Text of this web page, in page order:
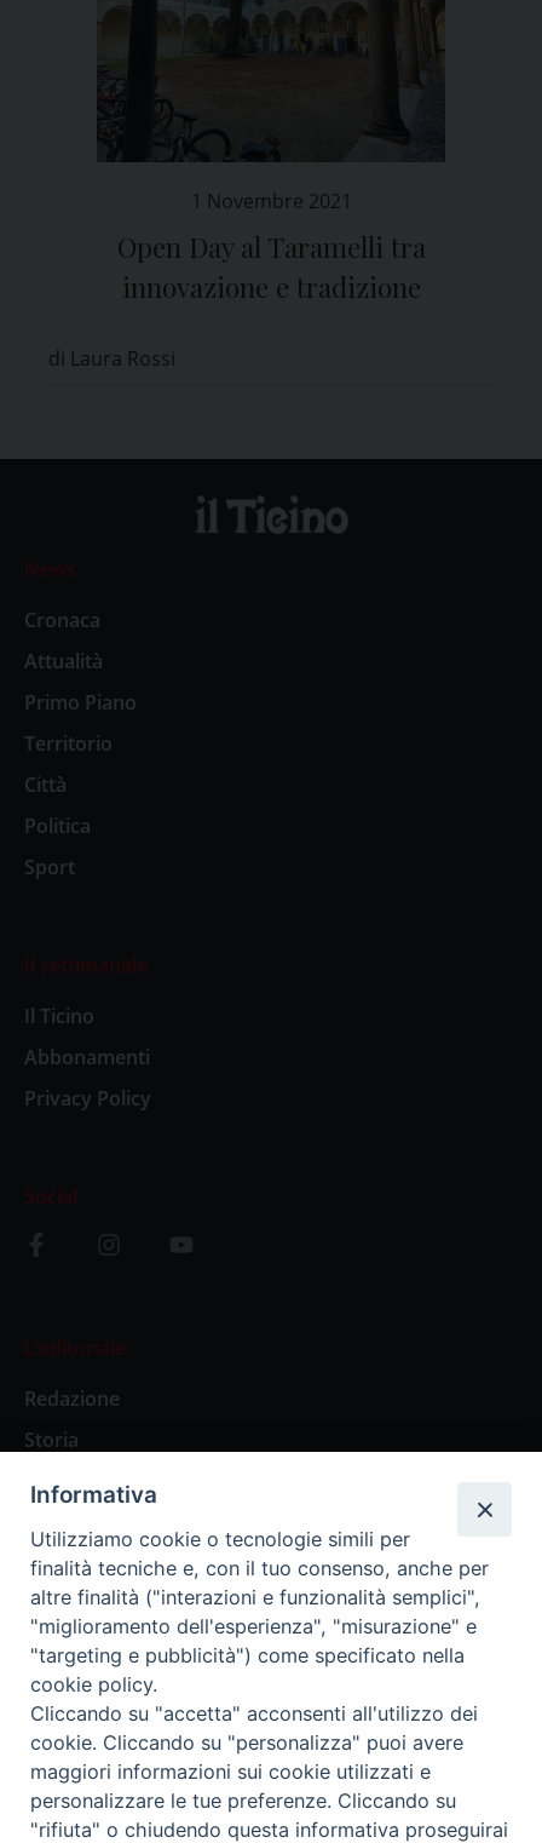
1 Novembre 2021
Open Day al Taramelli tra
innovazione e tradizione
di Laura Rossi
News
Cronaca
Attualità
Primo Piano
Territorio
Città
Politica
Sport
Il settimanale
Il Ticino
Abbonamenti
Privacy Policy
Social
L’editoriale
Redazione
Storia
Abbonamenti
Abbonamento Annuale Digitale
Abbonamento Annuale Cartaceo
Abbonamento Singola Copia Digitale
Redazione: Pavia, Piazza Duomo 11 - tel. 0382.24736 -
Informativa
Utilizziamo cookie o tecnologie simili per
finalità tecniche e, con il tuo consenso, anche per
altre finalità ("interazioni e funzionalità semplici",
"miglioramento dell'esperienza", "misurazione" e
"targeting e pubblicità") come specificato nella
cookie policy.
Cliccando su "accetta" acconsenti all'utilizzo dei
cookie. Cliccando su "personalizza" puoi avere
maggiori informazioni sui cookie utilizzati e
personalizzare le tue preferenze. Cliccando su
"rifiuta" o chiudendo questa informativa proseguirai